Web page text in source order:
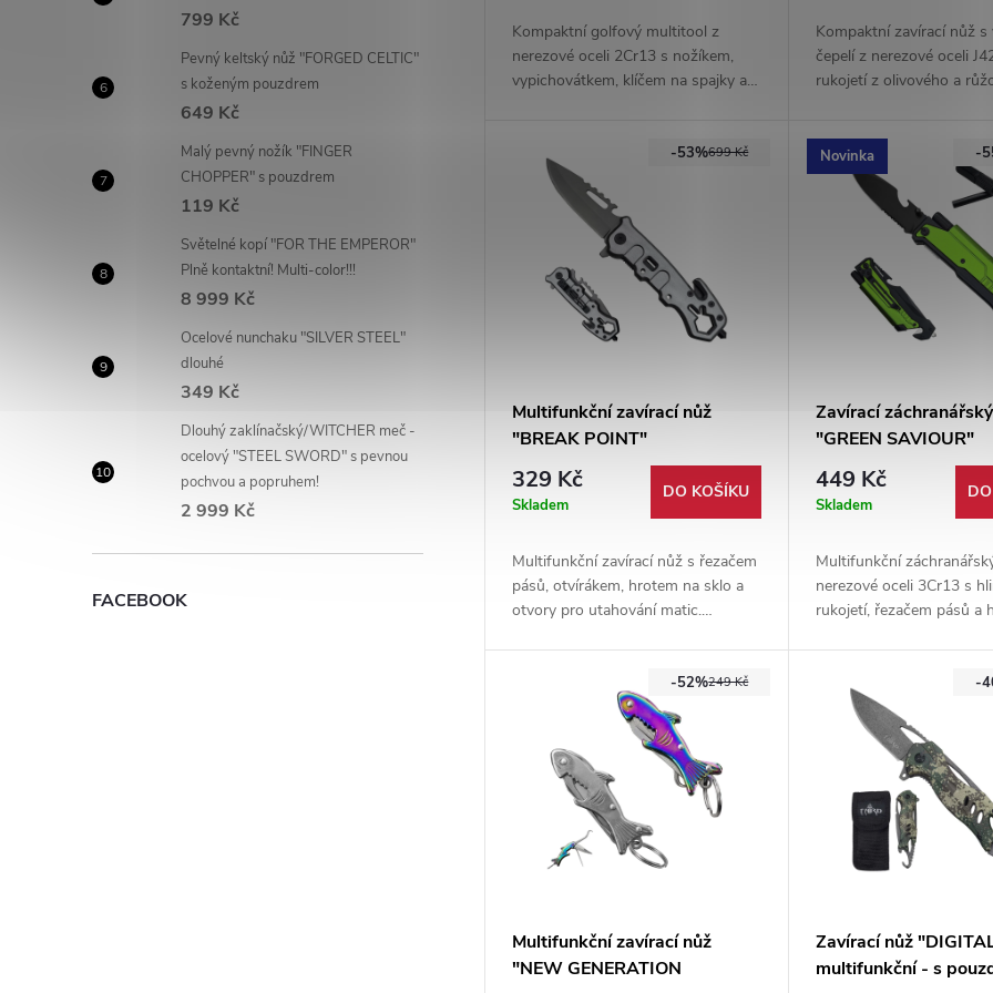
799 Kč
Pevný keltský nůž "FORGED CELTIC"
s koženým pouzdrem
649 Kč
Malý pevný nožík "FINGER
CHOPPER" s pouzdrem
119 Kč
Světelné kopí "FOR THE EMPEROR"
Plně kontaktní! Multi-color!!!
8 999 Kč
Ocelové nunchaku "SILVER STEEL"
dlouhé
349 Kč
Dlouhý zaklínačský/WITCHER meč -
ocelový "STEEL SWORD" s pevnou
pochvou a popruhem!
2 999 Kč
FACEBOOK
Kompaktní golfový multitool z
nerezové oceli 2Cr13 s nožíkem,
vypichovátkem, klíčem na spajky a
Kompaktní zavírací nůž
čepelí z nerezové oceli
rukojetí z olivového a
699 Kč
-53%
Multifunkční zavírací nůž
"BREAK POINT"
329 Kč
Skladem
DO KOŠÍKU
Multifunkční zavírací nůž s řezačem
pásů, otvírákem, hrotem na sklo a
otvory pro utahování matic.
Novinka -
Zavírací
"GREEN SAVIOUR"
multifunkční
449 Kč
Skladem
Multifunkční
nerezové oceli 3Cr13 s
rukojetí, řezačem pásů a
pilka, otvírák a kapesní
249 Kč
-52%
Multifunkční zavírací nůž
"NEW GENERATION
-
Zavírací nůž
multifunkční - s